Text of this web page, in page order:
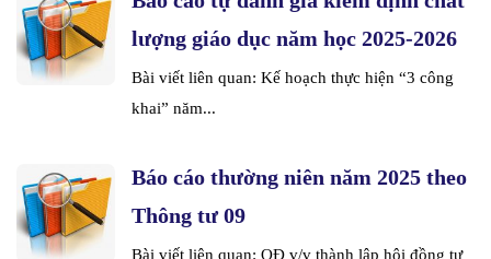
lượng giáo dục năm học 2025-2026
Bài viết liên quan: Kế hoạch thực hiện “3 công
khai” năm...
Báo cáo thường niên năm 2025 theo
Thông tư 09
Bài viết liên quan: QĐ v/v thành lập hội đồng tự